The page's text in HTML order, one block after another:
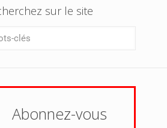
sur le site
Abonnez-vous